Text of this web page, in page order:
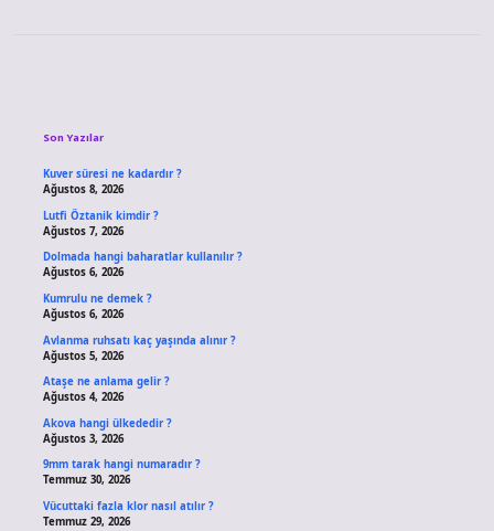
Son Yazılar
Kuver süresi ne kadardır ?
Ağustos 8, 2026
Lutfi Öztanik kimdir ?
Ağustos 7, 2026
Dolmada hangi baharatlar kullanılır ?
Ağustos 6, 2026
Kumrulu ne demek ?
Ağustos 6, 2026
Avlanma ruhsatı kaç yaşında alınır ?
Ağustos 5, 2026
Ataşe ne anlama gelir ?
Ağustos 4, 2026
Akova hangi ülkededir ?
Ağustos 3, 2026
9mm tarak hangi numaradır ?
Temmuz 30, 2026
Vücuttaki fazla klor nasıl atılır ?
Temmuz 29, 2026